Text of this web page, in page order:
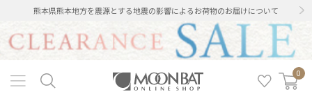
熊本県熊本地方を震源とする地震の影響によるお荷物のお届けについて
0